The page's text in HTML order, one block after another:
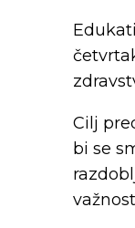
Cilj
bi se